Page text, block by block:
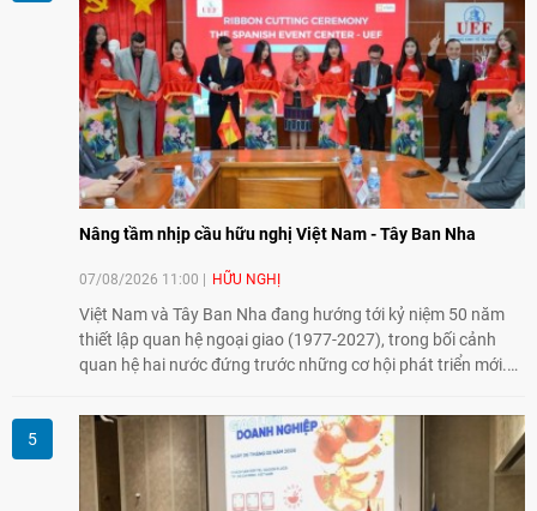
Nâng tầm nhịp cầu hữu nghị Việt Nam - Tây Ban Nha
07/08/2026 11:00 HỮU NGHỊ
Việt Nam và Tây Ban Nha đang hướng tới kỷ niệm 50 năm
thiết lập quan hệ ngoại giao (1977-2027), trong bối cảnh
quan hệ hai nước đứng trước những cơ hội phát triển mới.
nhân dân có vai trò quan trọng trong việc củng cố nền tảng
xã hội, tăng cường hiểu biết, tin cậy và gắn bó giữa nhân
dân hai nước.